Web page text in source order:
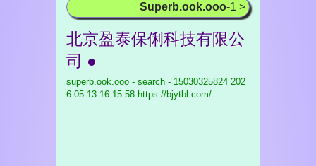
Superb.ook.ooo-1 >
北京盈泰保俐科技有限公
司 ●
superb.ook.ooo - search - 15030325824 202
6-05-13 16:15:58 https://bjytbl.com/